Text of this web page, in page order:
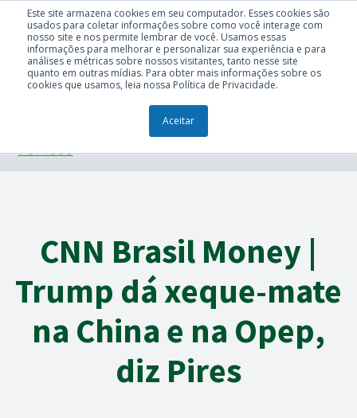
Este site armazena cookies em seu computador. Esses cookies são
usados para coletar informações sobre como você interage com
nosso site e nos permite lembrar de você. Usamos essas
informações para melhorar e personalizar sua experiência e para
análises e métricas sobre nossos visitantes, tanto nesse site
quanto em outras mídias. Para obter mais informações sobre os
cookies que usamos, leia nossa Política de Privacidade.
Aceitar
TÓPICOS
CNN Brasil Money |
Trump dá xeque-mate
na China e na Opep,
diz Pires